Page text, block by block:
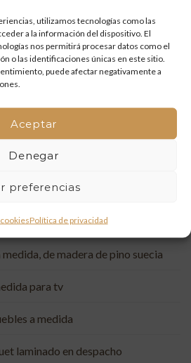
utilizamos tecnologías como las
a la información del dispositivo. El
nos permitirá procesar datos como el
o las identificaciones únicas en este sitio.
puede afectar negativamente a
Aceptar
Denegar
preferencias
Política de privacidad
de madera en Onda: tradición
la vida
con acabado en nogal
único: restauración y carpintería a
Capelleta de Visita Domiciliaria: Un
de madera de pino suecia
para tv
a medida
laminado en despacho